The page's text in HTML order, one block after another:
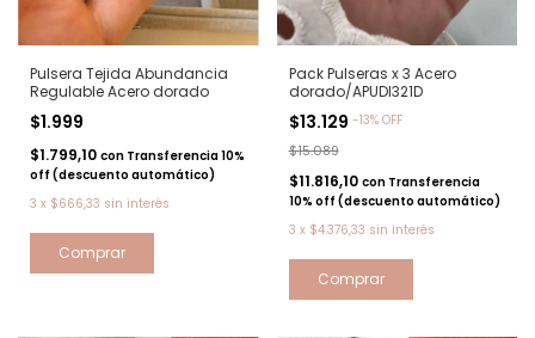
Pulsera Tejida Abundancia
Regulable Acero dorado
$1.999
$1.799,10 con Transferencia 10%
off (descuento automático)
3 x $666,33 sin interés
Pack Pulseras x 3 Acero
dorado/APUDI321D
$13.129 -13% OFF
$15.089
$11.816,10 con Transferencia
10% off (descuento automático)
3 x $4.376,33 sin interés